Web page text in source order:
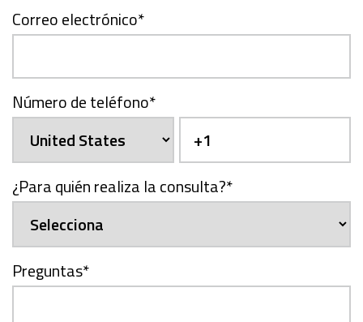
Correo electrónico*
Número de teléfono*
¿Para quién realiza la consulta?*
Preguntas*